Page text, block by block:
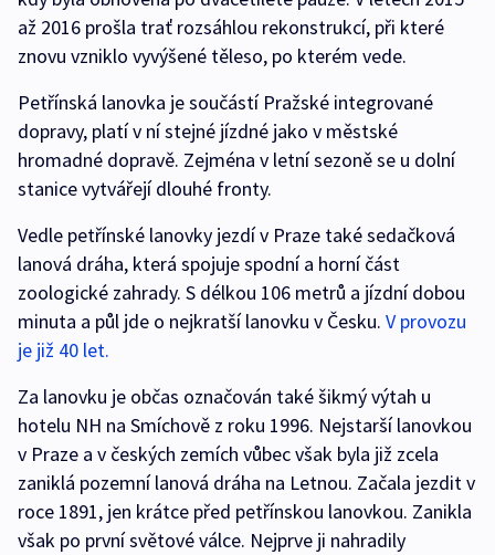
až 2016 prošla trať rozsáhlou rekonstrukcí, při které
znovu vzniklo vyvýšené těleso, po kterém vede.
Petřínská lanovka je součástí Pražské integrované
dopravy, platí v ní stejné jízdné jako v městské
hromadné dopravě. Zejména v letní sezoně se u dolní
stanice vytvářejí dlouhé fronty.
Vedle petřínské lanovky jezdí v Praze také sedačková
lanová dráha, která spojuje spodní a horní část
zoologické zahrady. S délkou 106 metrů a jízdní dobou
minuta a půl jde o nejkratší lanovku v Česku. V provozu
je již 40 let.
Za lanovku je občas označován také šikmý výtah u
hotelu NH na Smíchově z roku 1996. Nejstarší lanovkou
v Praze a v českých zemích vůbec však byla již zcela
zaniklá pozemní lanová dráha na Letnou. Začala jezdit v
roce 1891, jen krátce před petřínskou lanovkou. Zanikla
však po první světové válce. Nejprve ji nahradily